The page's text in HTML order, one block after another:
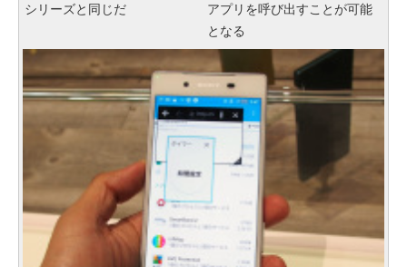
シリーズと同じだ
アプリを呼び出すことが可能
となる